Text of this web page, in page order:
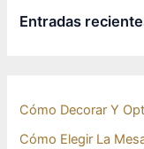
Entradas
Cómo Decorar Y
Cómo Elegir La